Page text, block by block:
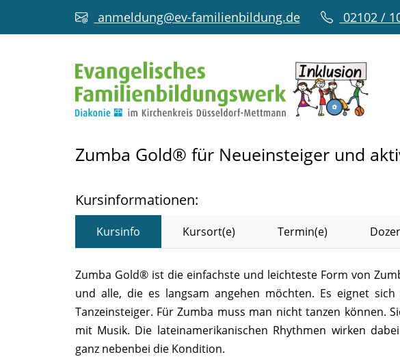
anmeldung@ev-familienbildung.de 02102 /
Zumba Gold® für Neueinsteiger und
Kursinformationen:
Kursinfo Kursort(e) Termin(e)
Zumba Gold® ist die einfachste und leichteste Form von
und alle, die es langsam angehen möchten. Es eignet
Tanzeinsteiger. Für Zumba muss man nicht tanzen können.
mit Musik. Die lateinamerikanischen Rhythmen wirken
ganz nebenbei die Kondition.